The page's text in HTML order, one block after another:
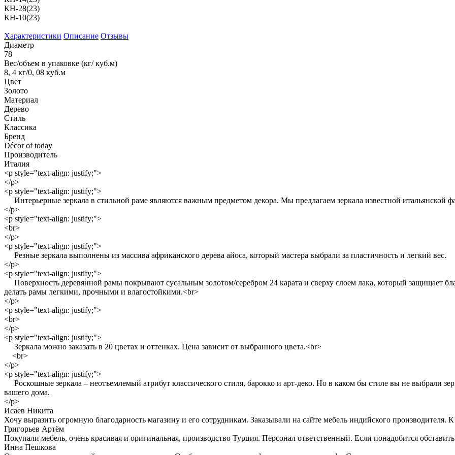
КН-28(23)
КН-10(23)
Характеристики Описание Отзывы
Диаметр
78
Вес/объем в упаковке (кг/ куб.м)
8, 4 кг/0, 08 куб.м
Цвет
Золото
Материал
Дерево
Стиль
Классика
Бренд
Décor of today
Производитель
Италия
<p style="text-align: justify;">
</p>
<p style="text-align: justify;">
Интерьерные зеркала в стильной раме являются важным предметом декора. Мы предлагаем зеркала известной итальянской
</p>
<p style="text-align: justify;">
<br>
</p>
<p style="text-align: justify;">
Резные зеркала выполнены из массива африканского дерева айоса, который мастера выбрали за пластичность и легкий вес.
</p>
<p style="text-align: justify;">
Поверхность деревянной рамы покрывают сусальным золотом/серебром 24 карата и сверху слоем лака, который защищает
делать рамы легкими, прочными и влагостойкими.<br>
</p>
<p style="text-align: justify;">
<br>
</p>
<p style="text-align: justify;">
Зеркала можно заказать в 20 цветах и оттенках. Цена зависит от выбранного цвета.<br>
<br>
</p>
<p style="text-align: justify;">
Роскошные зеркала – неотъемлемый атрибут классического стиля, барокко и арт-деко. Но в каком бы стиле вы не выбрали
вашего дома.
</p>
Исаев Никита
Хочу выразить огромную благодарность магазину и его сотрудникам. Заказывали на сайте мебель индийского
Григорьев Артём
Покупали мебель, очень красивая и оригинальная, производство Турция. Персонал ответственный. Если понадобится
Инна Пешкова